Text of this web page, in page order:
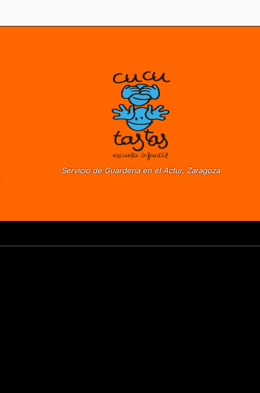
Servicio de Guardería en el Actur, Zaragoza